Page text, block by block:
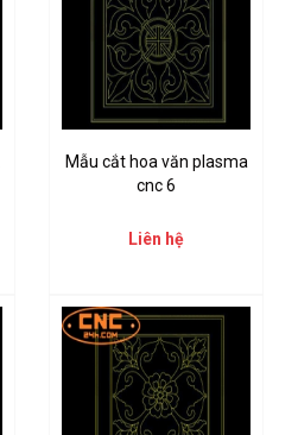
Mẫu cắt hoa văn plasma
cnc 6
Liên hệ